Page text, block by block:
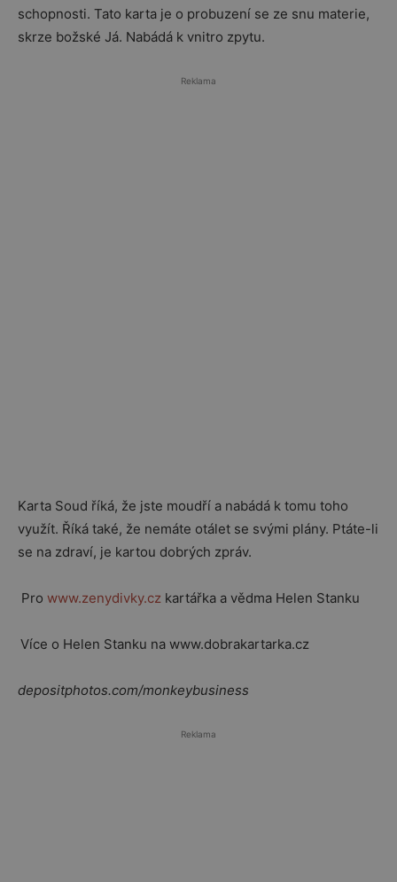
schopnosti. Tato karta je o probuzení se ze snu materie,
skrze božské Já. Nabádá k vnitro zpytu.
Reklama
Karta Soud říká, že jste moudří a nabádá k tomu toho
využít. Říká také, že nemáte otálet se svými plány. Ptáte-li
se na zdraví, je kartou dobrých zpráv.
Pro www.zenydivky.cz kartářka a vědma Helen Stanku
Více o Helen Stanku na www.dobrakartarka.cz
depositphotos.com/monkeybusiness
Reklama